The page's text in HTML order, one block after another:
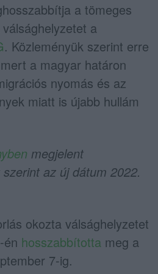
a tömeges
a
. Közleményük szerint erre
a magyar határon
nyomás és az
miatt is újabb hullám
megjelent
az új dátum 2022.
okozta válsághelyzetet
én hosszabbította meg a
7-ig.